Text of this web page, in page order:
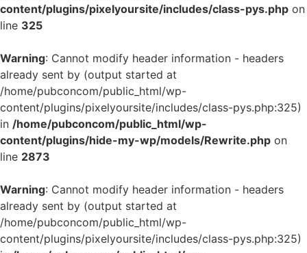
content/plugins/pixelyoursite/includes/class-pys.php on
line 325
Warning: Cannot modify header information - headers
already sent by (output started at
/home/pubconcom/public_html/wp-
content/plugins/pixelyoursite/includes/class-pys.php:325)
in /home/pubconcom/public_html/wp-
content/plugins/hide-my-wp/models/Rewrite.php on
line 2873
Warning: Cannot modify header information - headers
already sent by (output started at
/home/pubconcom/public_html/wp-
content/plugins/pixelyoursite/includes/class-pys.php:325)